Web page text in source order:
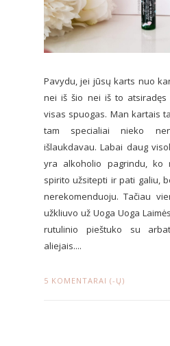
Pavydu, jei jūsų karts nuo
nei iš šio nei iš to
visas spuogas. Man kartais
tam specialiai nieko
išlaukdavau. Labai daug
yra alkoholio pagrindu, ko
spirito užsitepti ir pati galiu,
nerekomenduoju. Tačiau
užkliuvo už Uoga Uoga
rutulinio pieštuko su
aliejais....
5 KOMENTARAI (-Ų)